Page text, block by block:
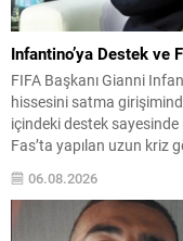
Infantino’ya Destek ve
FIFA Başkanı Gianni
hissesini satma
içindeki destek
Fas’ta yapılan uzun kriz
ulusal federasyonlara
eleştirilere...
06.08.2026